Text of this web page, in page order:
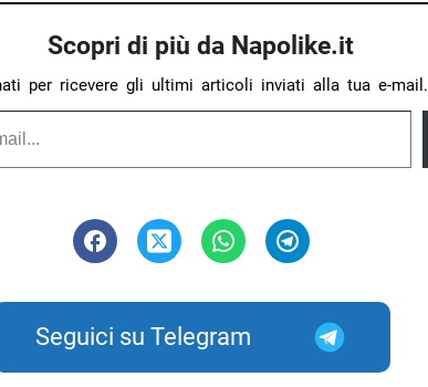
Scopri di più da Napolike.it
per ricevere gli ultimi articoli inviati alla tua e-mail.
Seguici su Telegram